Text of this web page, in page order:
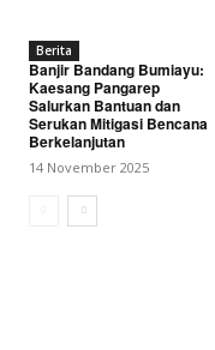
Berita
Banjir Bandang Bumiayu:
Kaesang Pangarep
Salurkan Bantuan dan
Serukan Mitigasi Bencana
Berkelanjutan
14 November 2025